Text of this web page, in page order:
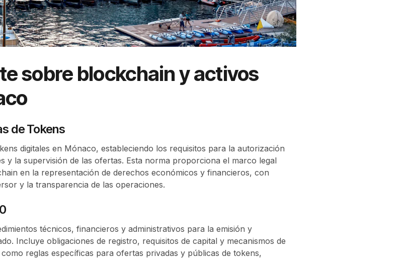
sobre blockchain y activos
de Tokens
digitales en Mónaco, estableciendo los requisitos para la autorización
y la supervisión de las ofertas. Esta norma proporciona el marco legal
en la representación de derechos económicos y financieros, con
y la transparencia de las operaciones.
técnicos, financieros y administrativos para la emisión y
Incluye obligaciones de registro, requisitos de capital y mecanismos de
reglas específicas para ofertas privadas y públicas de tokens,